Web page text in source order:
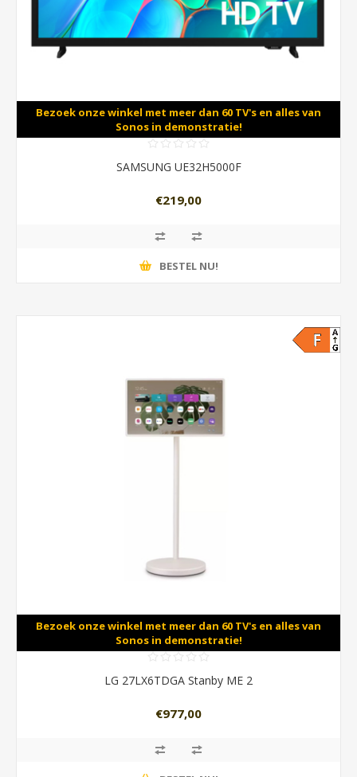
Bezoek onze winkel met meer dan 60 TV's en alles van
Sonos in demonstratie!
SAMSUNG UE32H5000F
€219,00
BESTEL NU!
Bezoek onze winkel met meer dan 60 TV's en alles van
Sonos in demonstratie!
LG 27LX6TDGA Stanby ME 2
€977,00